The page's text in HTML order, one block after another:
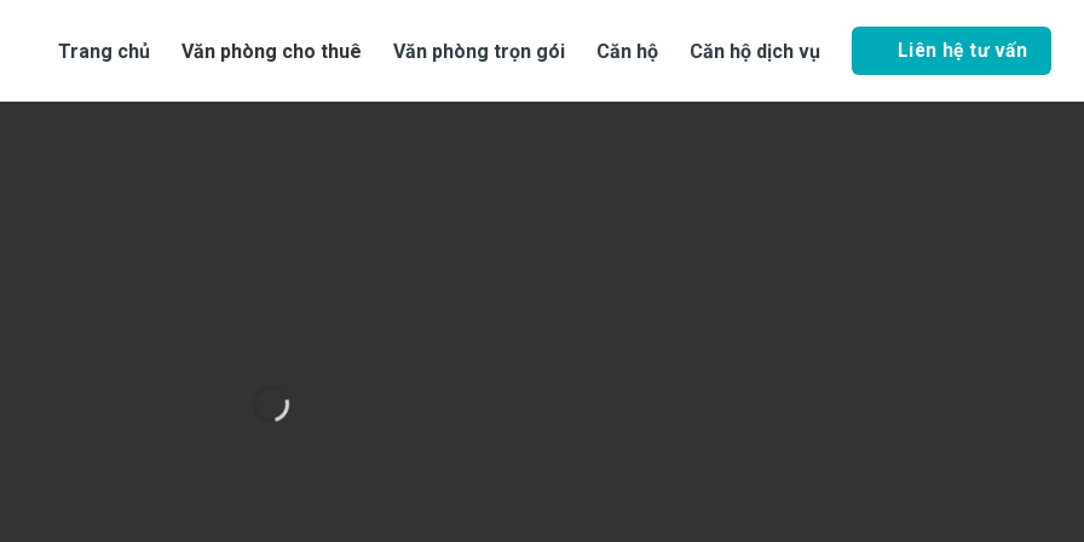
Trang chủ Văn phòng cho thuê Văn phòng trọn gói Căn hộ Căn hộ dịch vụ Liên hệ tư vấn